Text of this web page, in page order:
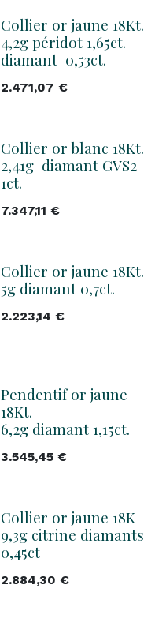
Collier or jaune 18Kt.
4,2g péridot 1,65ct.
diamant 0,53ct.
2.471,07 €
Collier or blanc 18Kt.
2,41g diamant GVS2
1ct.
7.347,11 €
Collier or jaune 18Kt.
5g diamant 0,7ct.
2.223,14 €
Pendentif or jaune
18Kt.
6,2g diamant 1,15ct.
3.545,45€
Collier or jaune 18K
9,3g citrine diamants
0,45ct
2.884,30 €